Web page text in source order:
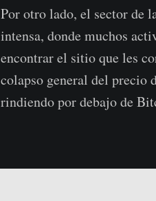
Por otro lado, el sector de
intensa, donde muchos
encontrar el sitio que les
colapso general del precio
rindiendo por debajo de